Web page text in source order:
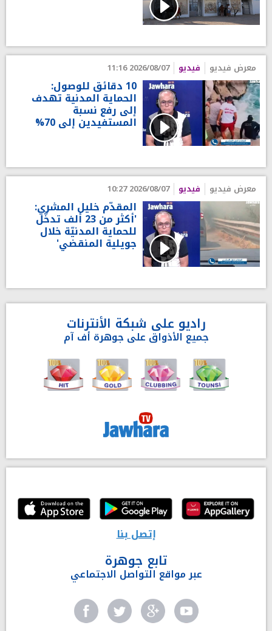
معرض فيديو فيديو 2026/08/07 11:16
10 دقائق للوصول:
الحماية المدنية تهدف
إلى رفع نسبة
المستفيدين إلى 70%
معرض فيديو فيديو 2026/08/07 10:27
المقدّم خليل المشري:
'أكثر من 23 ألف تدخّل
للحماية المدنيّة خلال
جويلية المنقضي'
راديو على شبكة الأنترنات
جميع الأذواق على جوهرة أف آم
إتصل بنا
تابع جوهرة
عبر مواقع التواصل الاجتماعي